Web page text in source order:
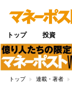
トップ 投資
トップ 連載・著者